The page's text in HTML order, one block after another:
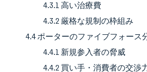
4.3.1 高い治療費
4.3.2 厳格な規制の枠組み
4.4 ポーターのファイブフォース
4.4.1 新規参入者の脅威
4.4.2 買い手・消費者の交渉